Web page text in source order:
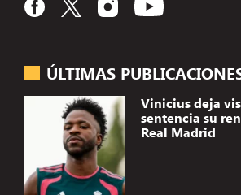
ÚLTIMAS
Vinicius deja
sentencia su
Real Madrid